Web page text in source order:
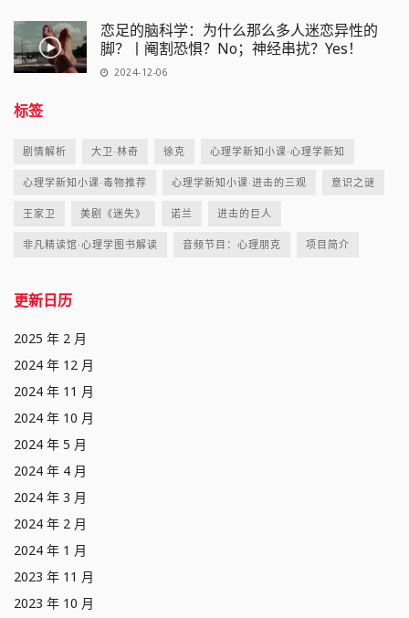
恋足的脑科学：为什么那么多人迷恋异性的
脚？丨阉割恐惧？No；神经串扰？Yes！
2024-12-06
标签
剧情解析 大卫·林奇 徐克 心理学新知小课·心理学新知
心理学新知小课·毒物推荐 心理学新知小课·进击的三观 意识之谜
王家卫 美剧《迷失》 诺兰 进击的巨人
非凡精读馆·心理学图书解读 音频节目：心理朋克 项目简介
更新日历
2025 年 2 月
2024 年 12 月
2024 年 11 月
2024 年 10 月
2024 年 5 月
2024 年 4 月
2024 年 3 月
2024 年 2 月
2024 年 1 月
2023 年 11 月
2023 年 10 月